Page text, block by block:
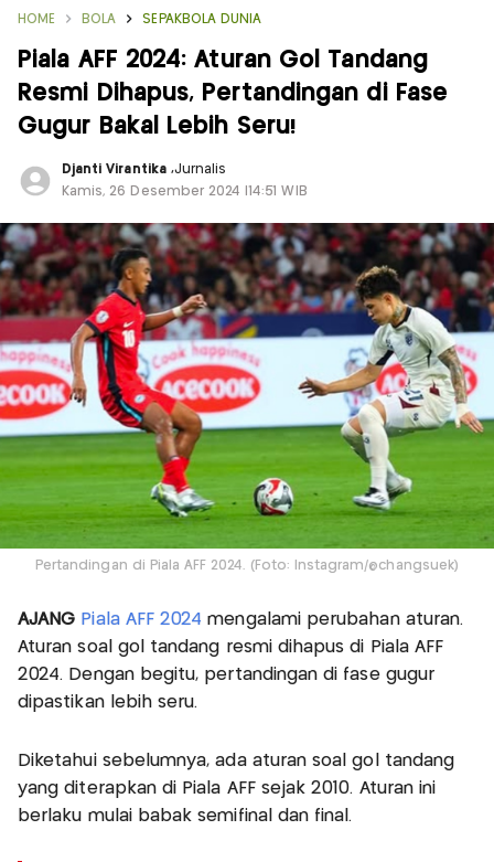
HOME BOLA SEPAKBOLA DUNIA
Piala AFF 2024: Aturan Gol Tandang
Resmi Dihapus, Pertandingan di Fase
Gugur Bakal Lebih Seru!
Djanti Virantika ,Jurnalis
Kamis, 26 Desember 2024 |14:51 WIB
Pertandingan di Piala AFF 2024. (Foto: Instagram/@changsuek)
AJANG Piala AFF 2024 mengalami perubahan aturan.
Aturan soal gol tandang resmi dihapus di Piala AFF
2024. Dengan begitu, pertandingan di fase gugur
dipastikan lebih seru.
Diketahui sebelumnya, ada aturan soal gol tandang
yang diterapkan di Piala AFF sejak 2010. Aturan ini
berlaku mulai babak semifinal dan final.